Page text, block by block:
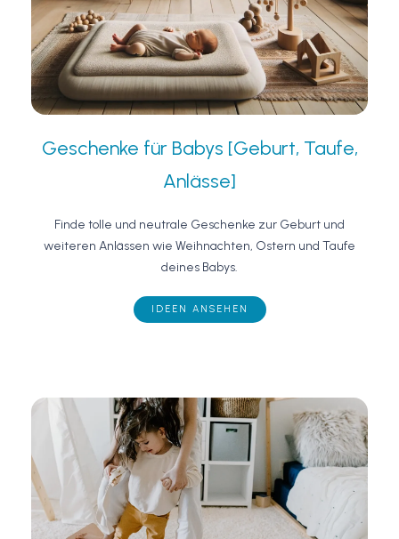
Geschenke für Babys [Geburt, Taufe,
Anlässe]
Finde tolle und neutrale Geschenke zur Geburt und
weiteren Anlässen wie Weihnachten, Ostern und Taufe
deines Babys.
IDEEN ANSEHEN